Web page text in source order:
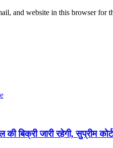
and website in this browser for
बिक्री जारी रहेगी, सुप्रीम